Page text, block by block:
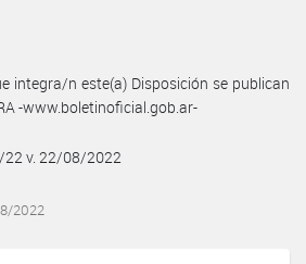
integra/n este(a) Disposición se publican
-www.boletinoficial.gob.ar-
v. 22/08/2022
2022